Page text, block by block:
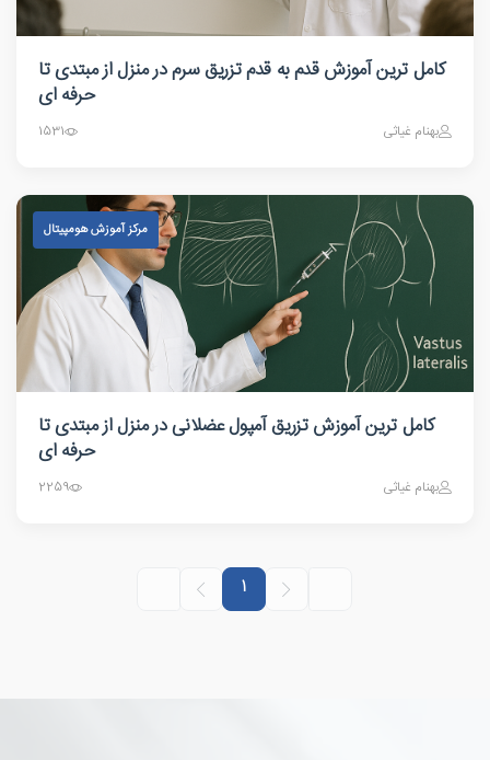
کامل ترین آموزش قدم به قدم تزریق سرم در منزل از مبتدی تا
حرفه ای
بهنام غیاثی 1531
مرکز آموزش هومپیتال
کامل ترین آموزش تزریق آمپول عضلانی در منزل از مبتدی تا
حرفه ای
بهنام غیاثی 2259
1